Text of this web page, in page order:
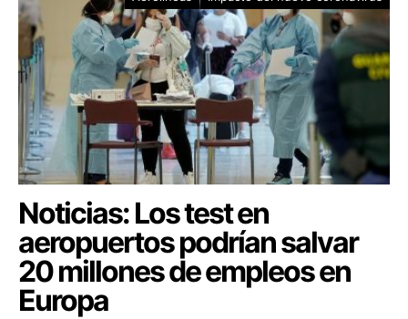
Noticias: Los test en
aeropuertos podrían salvar
20 millones de empleos en
Europa